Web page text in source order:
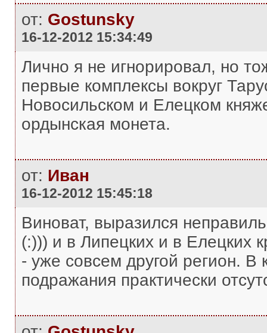
от: Gostunsky
16-12-2012 15:34:49
Лично я не игнорировал, но
первые комплексы вокруг
Новосильском и Елецком
ордынская монета.
от: Иван
16-12-2012 15:45:18
Виноват, выразился
(:))) и в Липецких и в Елецких
- уже совсем другой регион. В
подражания практически